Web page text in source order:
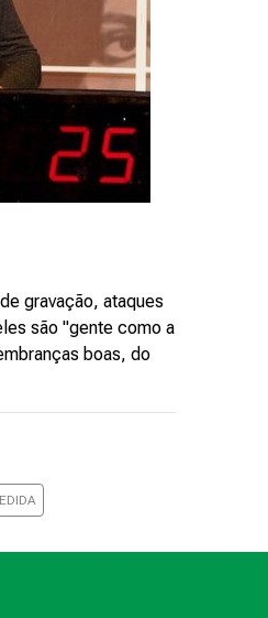
gravação, ataques
são "gente como a
boas, do